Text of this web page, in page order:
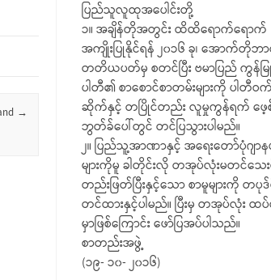
→
ပြည်သူလူထုအပေါင်းတို့
၁။ အချိန်တိုအတွင်း ထိထိရောက်ရောက်
အကျိုးပြုနိုင်ရန် ၂၀၁၆ ခု၊ အောက်တိုဘ
တတိယပတ်မှ စတင်ပြီး ဗမာပြည် ကွန်မ
ပါတီ၏ စာစောင်စာတမ်းများကို ပါတီ
ဆိုက်နှင့် တပြိုင်တည်း လူမှုကွန်ရက် ဖေ့
ဘွတ်ခ်ပေါ်တွင် တင်ပြသွားပါမည်။
၂။ ပြည်သူ့အာဏာနှင့် အရေးတော်ပုံဂျာ
များကိုမူ ခါတိုင်းလို တအုပ်လုံးမတင်သေ
တည်းဖြတ်ပြီးနှင့်သော စာမူများကို တပု
တင်ထားနှင့်ပါမည်။ ပြီးမှ တအုပ်လုံး ထ
မှာဖြစ်ကြောင်း ဖော်ပြအပ်ပါသည်။
စာတည်းအဖွဲ့
(၁၉- ၁၀- ၂၀၁၆)